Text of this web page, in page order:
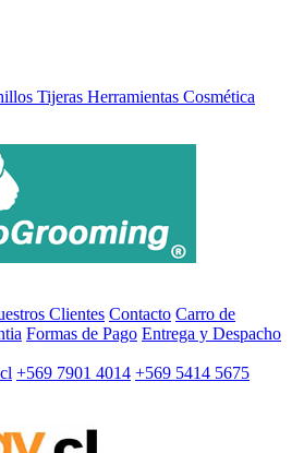
Tijeras Herramientas Cosmética
Clientes Contacto Carro de
Formas de Pago Entrega y Despacho
+569 7901 4014 +569 5414 5675